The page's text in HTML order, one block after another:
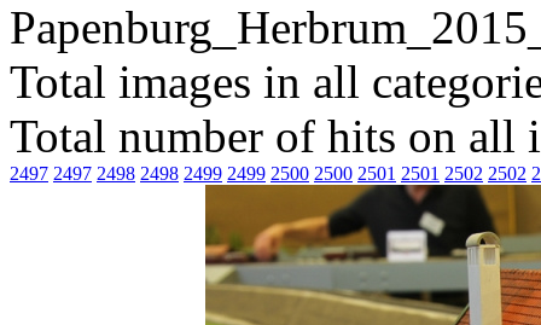
Total images in all
Total number of hits on all
2497 2497 2498 2498 2499 2499 2500 2500 2501 2501 2502 2502